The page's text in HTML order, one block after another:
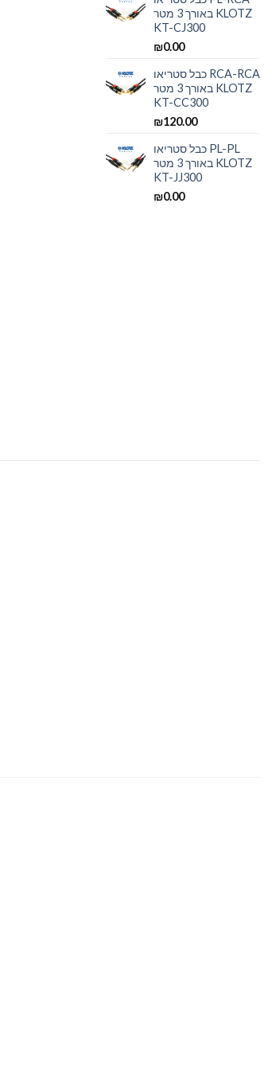
באורך 3 מטר KLOTZ
KT-CJ300
₪0.00
כבל סטריאו RCA-RCA
באורך 3 מטר KLOTZ
KT-CC300
₪120.00
כבל סטריאו PL-PL
באורך 3 מטר KLOTZ
KT-JJ300
₪0.00